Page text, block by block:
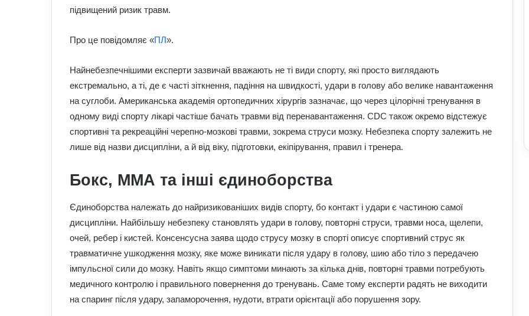
підвищений ризик травм.
Про це повідомляє «ПЛ».
Найнебезпечнішими експерти зазвичай вважають не ті види спорту, які просто виглядають
екстремально, а ті, де є часті зіткнення, падіння на швидкості, удари в голову або велике навантаження
на суглоби. Американська академія ортопедичних хірургів зазначає, що через цілорічні тренування в
одному виді спорту лікарі частіше бачать травми від перенавантаження. CDC також окремо відстежує
спортивні та рекреаційні черепно-мозкові травми, зокрема струси мозку. Небезпека спорту залежить не
лише від назви дисципліни, а й від віку, підготовки, екіпірування, правил і тренера.
Бокс, ММА та інші єдиноборства
Єдиноборства належать до найризикованіших видів спорту, бо контакт і удари є частиною самої
дисципліни. Найбільшу небезпеку становлять удари в голову, повторні струси, травми носа, щелепи,
очей, ребер і кистей. Консенсусна заява щодо струсу мозку в спорті описує спортивний струс як
травматичне ушкодження мозку, яке може виникати після удару в голову, шию або тіло з передачею
імпульсної сили до мозку. Навіть якщо симптоми минають за кілька днів, повторні травми потребують
медичного контролю і правильного повернення до тренувань. Саме тому експерти радять не виходити
на спаринг після удару, запаморочення, нудоти, втрати орієнтації або порушення зору.